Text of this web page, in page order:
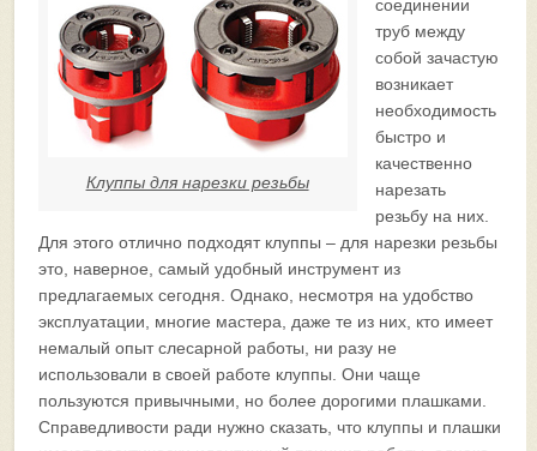
Клуппы для нарезки резьбы
соединении
труб между
собой зачастую
возникает
необходимость
быстро и
качественно
нарезать
резьбу на них.
Для этого отлично подходят клуппы – для нарезки резьбы
это, наверное, самый удобный инструмент из
предлагаемых сегодня. Однако, несмотря на удобство
эксплуатации, многие мастера, даже те из них, кто имеет
немалый опыт слесарной работы, ни разу не
использовали в своей работе клуппы. Они чаще
пользуются привычными, но более дорогими плашками.
Справедливости ради нужно сказать, что клуппы и плашки